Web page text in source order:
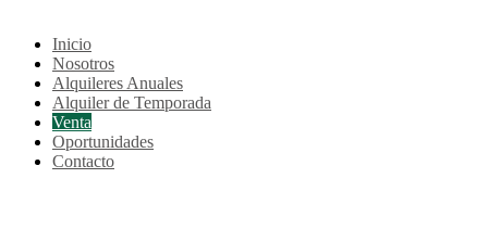
Inicio
Nosotros
Alquileres Anuales
Alquiler de Temporada
Venta
Oportunidades
Contacto